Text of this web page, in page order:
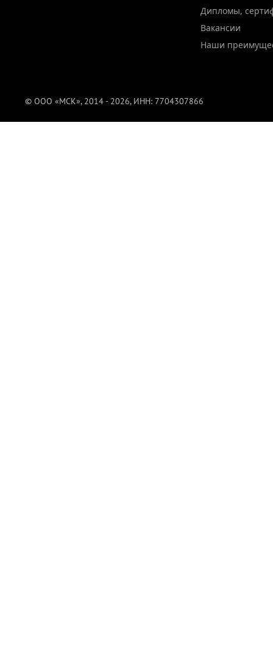
Дипломы,
Вакансии
Наши
© ООО «МСК», 2014 - 2026, ИНН: 7704307866